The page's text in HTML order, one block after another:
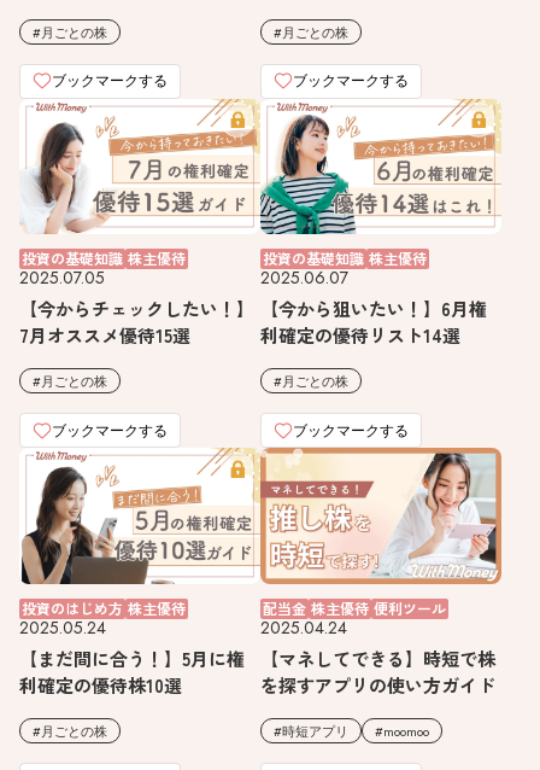
月ごとの株
ブックマークする
月ごとの株
ブックマークする
投資の基礎知識 株主優待
2025.07.05
【今からチェックしたい！】
7月オススメ優待15選
月ごとの株
ブックマークする
投資の基礎知識 株主優待
2025.06.07
【今から狙いたい！】6月権
利確定の優待リスト14選
月ごとの株
ブックマークする
投資のはじめ方 株主優待
2025.05.24
【まだ間に合う！】5月に権
利確定の優待株10選
月ごとの株
配当金 株主優待 便利ツール
2025.04.24
【マネしてできる】時短で株
を探すアプリの使い方ガイド
時短アプリ moomoo